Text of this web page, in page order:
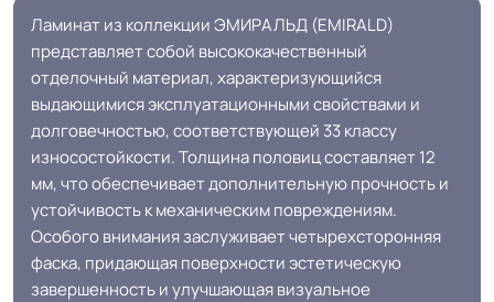
В упаковке. 1.864 м.кв
Страна производства Россия - Турция
Область применения
Подходит для жилых и офисных
помещений
Уникальная
особенность
Легкая уборка, высокая
устойчивость к пятнам
Ламинат из коллекции ЭМИРАЛЬД (EMIRALD)
представляет собой высококачественный
отделочный материал, характеризующийся
выдающимися эксплуатационными свойствами и
долговечностью, соответствующей 33 классу
износостойкости. Толщина половиц составляет 12
мм, что обеспечивает дополнительную прочность и
устойчивость к механическим повреждениям.
Особого внимания заслуживает четырехсторонняя
фаска, придающая поверхности эстетическую
завершенность и улучшающая визуальное